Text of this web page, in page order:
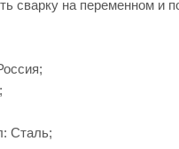
сварку на переменном и
Сталь;